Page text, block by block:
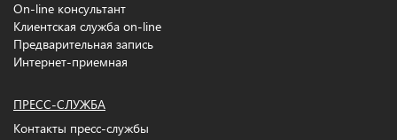
On-line консультант
Клиентская служба on-line
Предварительная запись
Интернет-приемная
ПРЕСС-СЛУЖБА
Контакты пресс-службы